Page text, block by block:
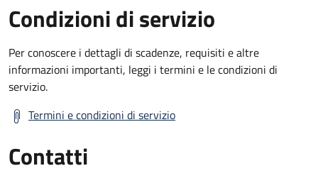
Condizioni di servizio
Per conoscere i dettagli di scadenze, requisiti e altre
informazioni importanti, leggi i termini e le condizioni di
servizio.
Termini e condizioni di servizio
Contatti